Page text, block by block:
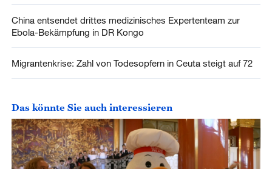
China entsendet drittes medizinisches Expertenteam zur
Ebola-Bekämpfung in DR Kongo
Migrantenkrise: Zahl von Todesopfern in Ceuta steigt auf 72
Das könnte Sie auch interessieren